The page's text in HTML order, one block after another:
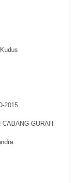
2015
GURAH